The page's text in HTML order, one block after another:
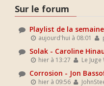
Sur le forum
Playlist de la
aujourd'hui à 08:01
Solak - Caroline
hier à 13:27 Le
Corrosion - Jon
hier à 09:56